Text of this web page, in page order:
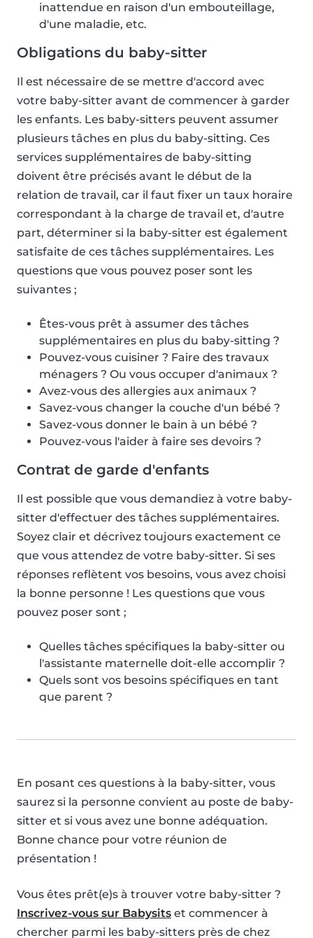
inattendue en raison d'un embouteillage,
d'une maladie, etc.
Obligations du baby-sitter
Il est nécessaire de se mettre d'accord avec
votre baby-sitter avant de commencer à garder
les enfants. Les baby-sitters peuvent assumer
plusieurs tâches en plus du baby-sitting. Ces
services supplémentaires de baby-sitting
doivent être précisés avant le début de la
relation de travail, car il faut fixer un taux horaire
correspondant à la charge de travail et, d'autre
part, déterminer si la baby-sitter est également
satisfaite de ces tâches supplémentaires. Les
questions que vous pouvez poser sont les
suivantes ;
Êtes-vous prêt à assumer des tâches
supplémentaires en plus du baby-sitting ?
Pouvez-vous cuisiner ? Faire des travaux
ménagers ? Ou vous occuper d'animaux ?
Avez-vous des allergies aux animaux ?
Savez-vous changer la couche d'un bébé ?
Savez-vous donner le bain à un bébé ?
Pouvez-vous l'aider à faire ses devoirs ?
Contrat de garde d'enfants
Il est possible que vous demandiez à votre baby-
sitter d'effectuer des tâches supplémentaires.
Soyez clair et décrivez toujours exactement ce
que vous attendez de votre baby-sitter. Si ses
réponses reflètent vos besoins, vous avez choisi
la bonne personne ! Les questions que vous
pouvez poser sont ;
Quelles tâches spécifiques la baby-sitter ou
l'assistante maternelle doit-elle accomplir ?
Quels sont vos besoins spécifiques en tant
que parent ?
En posant ces questions à la baby-sitter, vous
saurez si la personne convient au poste de baby-
sitter et si vous avez une bonne adéquation.
Bonne chance pour votre réunion de
présentation !
Vous êtes prêt(e)s à trouver votre baby-sitter ?
Inscrivez-vous sur Babysits et commencer à
chercher parmi les baby-sitters près de chez